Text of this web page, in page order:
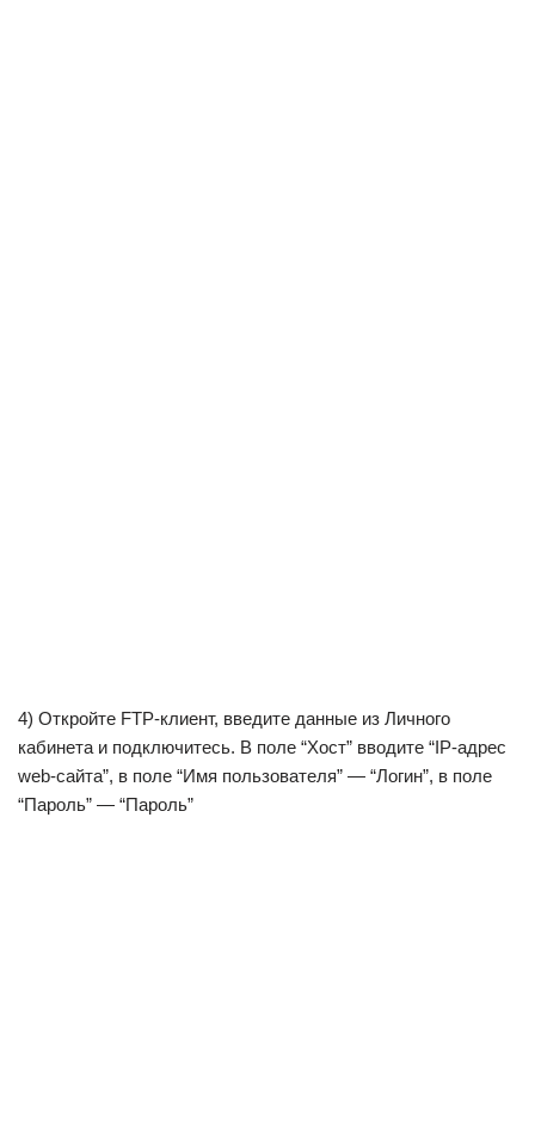
4) Откройте FTP-клиент, введите данные из Личного
кабинета и подключитесь. В поле “Хост” вводите “IP-адрес
web-сайта”, в поле “Имя пользователя” — “Логин”, в поле
“Пароль” — “Пароль”